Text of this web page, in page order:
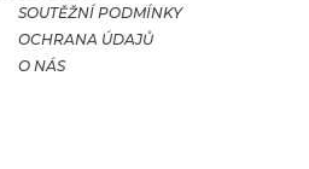
SOUTĚŽNÍ PODMÍNKY
OCHRANA ÚDAJŮ
O NÁS